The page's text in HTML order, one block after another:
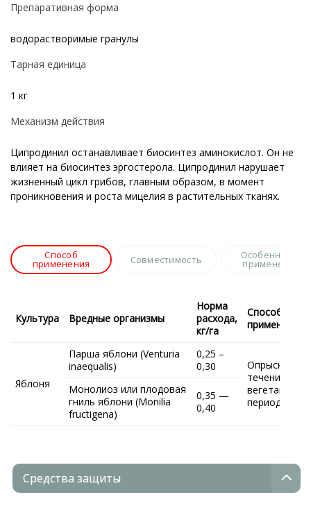
Средства защиты
Препаративная форма
водорастворимые гранулы
Тарная единица
1 кг
Механизм действия
Ципродинил останавливает биосинтез аминокислот. Он не
влияет на биосинтез эргостерола. Ципродинил нарушает
жизненный цикл грибов, главным образом, в момент
проникновения и роста мицелия в растительных тканях.
Способ
применения Совместимость Особенности
применения
Культура Вредные организмы
Норма
расхода,
кг/га
Способ и
применения
Яблоня
Парша яблони (Venturia
inaequalis)
0,25 –
0,30
течении
периода
Монолиоз или плодовая
гниль яблони (Monilia
fructigena)
0,35 —
0,40